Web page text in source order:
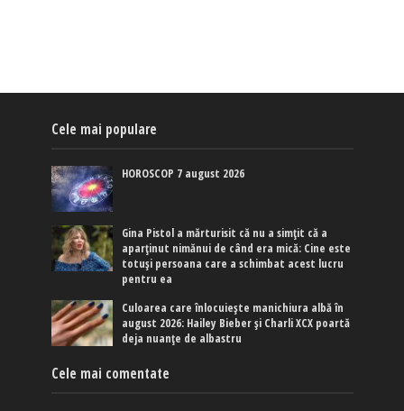
Cele mai populare
HOROSCOP 7 august 2026
Gina Pistol a mărturisit că nu a simțit că a
aparținut nimănui de când era mică: Cine este
totuși persoana care a schimbat acest lucru
pentru ea
Culoarea care înlocuiește manichiura albă în
august 2026: Hailey Bieber și Charli XCX poartă
deja nuanțe de albastru
Cele mai comentate